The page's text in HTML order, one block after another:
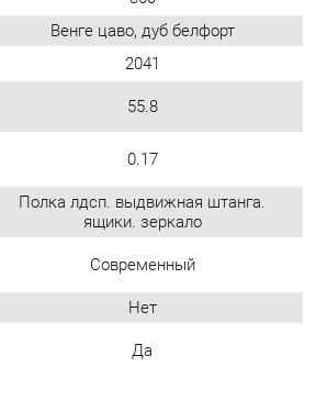
0.17
Полка лдсп. выдвижная штанга.
ящики. зеркало
Нет
Да
первым своим мнением.